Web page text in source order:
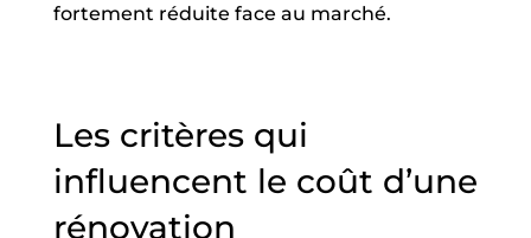
fortement réduite face au marché.
Les critères qui
influencent le coût d’une
rénovation